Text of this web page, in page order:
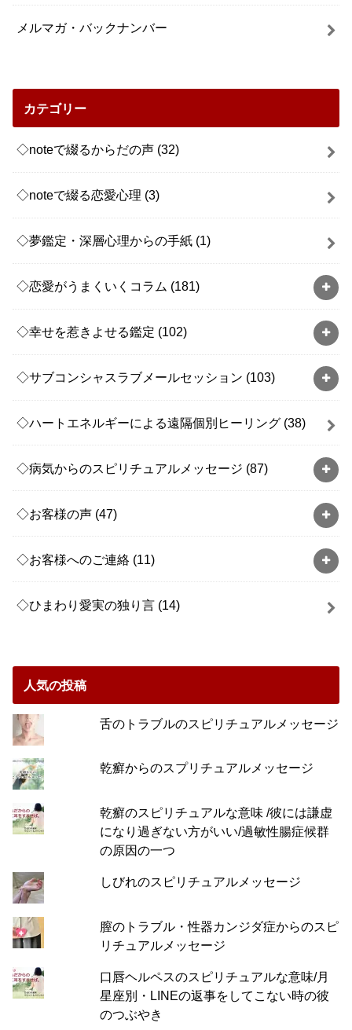
メルマガ・バックナンバー
カテゴリー
◇noteで綴るからだの声 (32)
◇noteで綴る恋愛心理 (3)
◇夢鑑定・深層心理からの手紙 (1)
◇恋愛がうまくいくコラム (181)
◇幸せを惹きよせる鑑定 (102)
◇サブコンシャスラブメールセッション (103)
◇ハートエネルギーによる遠隔個別ヒーリング (38)
◇病気からのスピリチュアルメッセージ (87)
◇お客様の声 (47)
◇お客様へのご連絡 (11)
◇ひまわり愛実の独り言 (14)
人気の投稿
舌のトラブルのスピリチュアルメッセージ
乾癬からのスプリチュアルメッセージ
乾癬のスピリチュアルな意味 /彼には謙虚
になり過ぎない方がいい/過敏性腸症候群
の原因の一つ
しびれのスピリチュアルメッセージ
膣のトラブル・性器カンジダ症からのスピ
リチュアルメッセージ
口唇ヘルペスのスピリチュアルな意味/月
星座別・LINEの返事をしてこない時の彼
のつぶやき